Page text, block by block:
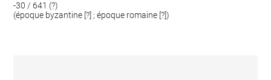
-30 / 641 (?)
(époque byzantine [?] ; époque romaine [?])